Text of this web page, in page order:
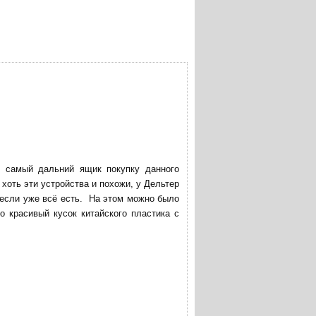
дальний ящик покупку данного
эти устройства и похожи, у Дельтер
если уже всё есть. На этом можно было
кусок китайского пластика с